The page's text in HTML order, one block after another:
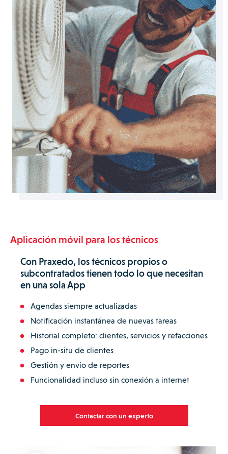
Aplicación móvil para los técnicos
Con Praxedo, los técnicos propios o
subcontratados tienen todo lo que necesitan
en una sola App
Agendas siempre actualizadas
Notificación instantánea de nuevas tareas
Historial completo: clientes, servicios y refacciones
Pago in-situ de clientes
Gestión y envío de reportes
Funcionalidad incluso sin conexión a internet
Contactar con un experto